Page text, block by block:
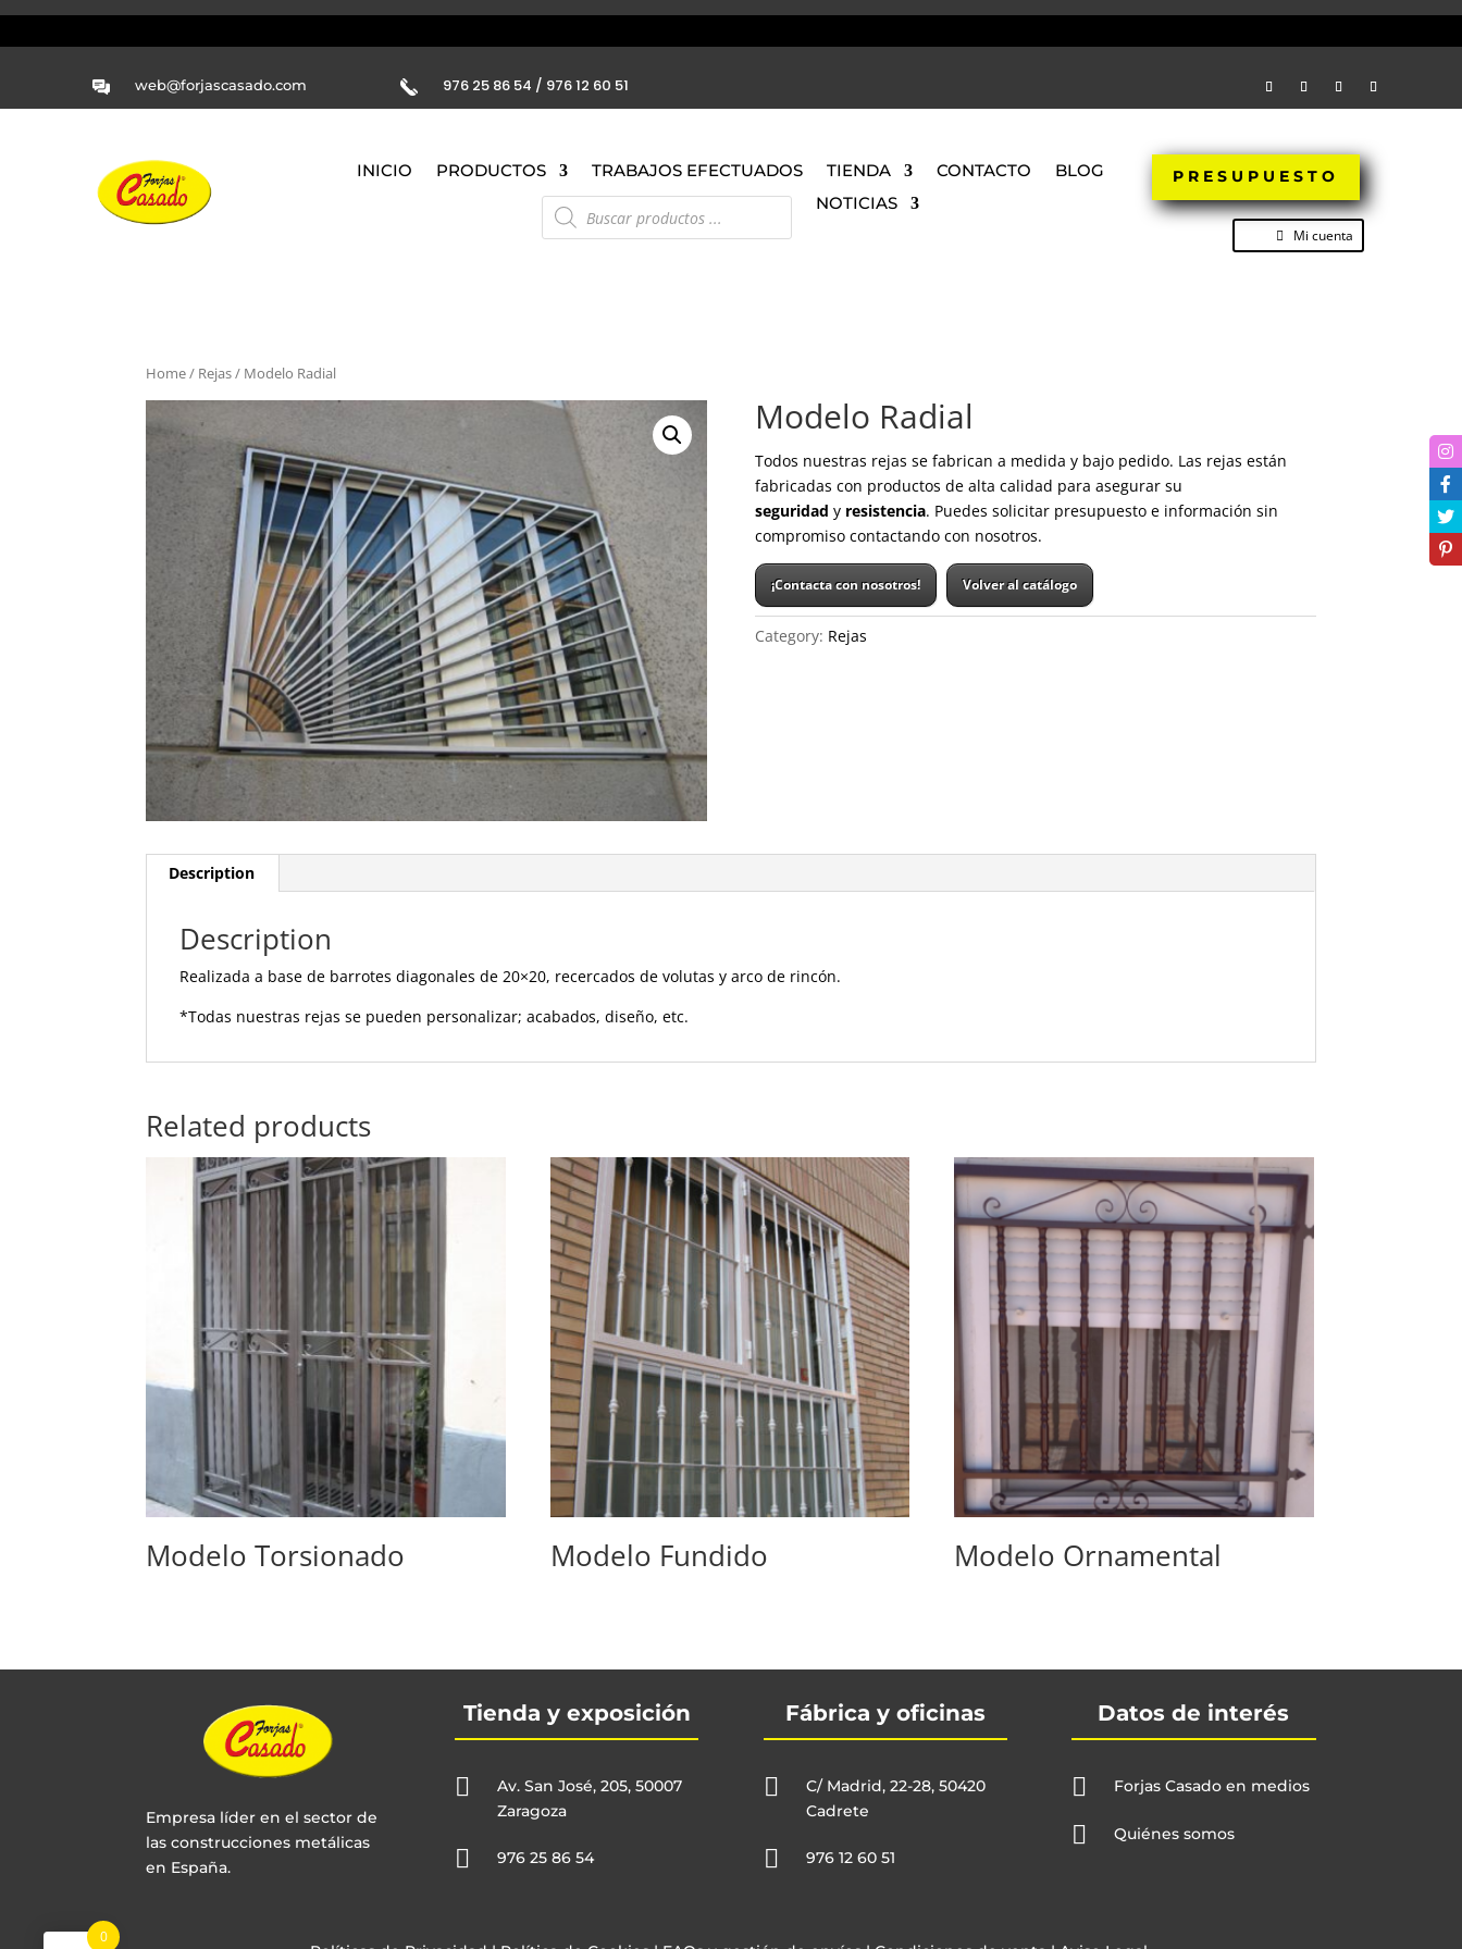
web@forjascasado.com 976 25 86 54 / 976 12 60 51
INICIO PRODUCTOS TRABAJOS EFECTUADOS TIENDA CONTACTO
BLOG
Búsqueda
de
productos
NOTICIAS
PRESUPUESTO
Mi cuenta
Home/ Rejas/ Modelo Radial
Modelo Radial
Todos nuestras rejas se fabrican a medida y bajo pedido. Las rejas están
fabricadas con productos de alta calidad para asegurar su
seguridad y resistencia. Puedes solicitar presupuesto e información sin
compromiso contactando con nosotros.
¡Contacta con nosotros! Volver al catálogo
Category: Rejas
Description
Description
Realizada a base de barrotes diagonales de 20×20, recercados de volutas y arco de rincón.
*Todas nuestras rejas se pueden personalizar; acabados, diseño, etc.
Related products
Modelo Torsionado Modelo Fundido Modelo Ornamental
Empresa líder en el sector de
las construcciones metálicas
en España.
Tienda y exposición

Av. San José, 205, 50007
Zaragoza
 976 25 86 54
Fábrica y oficinas

C/ Madrid, 22-28, 50420
Cadrete
 976 12 60 51
Datos de interés
 Forjas Casado en medios
 Quiénes somos
0